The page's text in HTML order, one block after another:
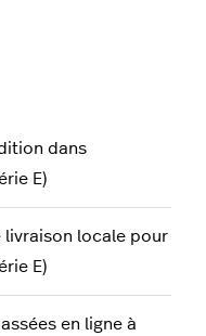
dans
E)
livraison locale pour
E)
en ligne à